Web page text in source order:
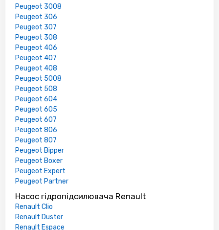
Peugeot 3008
Peugeot 306
Peugeot 307
Peugeot 308
Peugeot 406
Peugeot 407
Peugeot 408
Peugeot 5008
Peugeot 508
Peugeot 604
Peugeot 605
Peugeot 607
Peugeot 806
Peugeot 807
Peugeot Bipper
Peugeot Boxer
Peugeot Expert
Peugeot Partner
Насос гідропідсилювача Renault
Renault Clio
Renault Duster
Renault Espace